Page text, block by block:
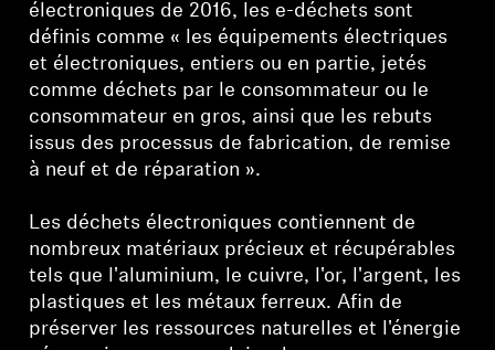
Barres de son
Barres de son et Subs AMBEO
Découvrez AMBEO
Explorer
électroniques de 2016, les e-déchets sont
définis comme « les équipements électriques
et électroniques, entiers ou en partie, jetés
comme déchets par le consommateur ou le
consommateur en gros, ainsi que les rebuts
issus des processus de fabrication, de remise
à neuf et de réparation ».
Les déchets électroniques contiennent de
nombreux matériaux précieux et récupérables
tels que l'aluminium, le cuivre, l'or, l'argent, les
plastiques et les métaux ferreux. Afin de
préserver les ressources naturelles et l'énergie